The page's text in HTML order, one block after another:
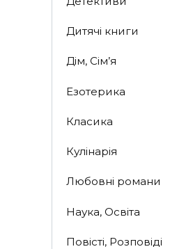
Дитячі книги
Дім, Сім’я
Езотерика
Класика
Кулінарія
Любовні романи
Наука, Освіта
Повісті, Розповіді